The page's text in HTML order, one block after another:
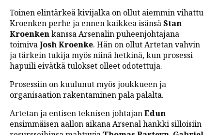
Toinen elintärkeä kivijalka on ollut aiemmin vihattu
Kroenken perhe ja ennen kaikkea isänsäStan
Kroenkenkanssa Arsenalin puheenjohtajana
toimivaJosh Kroenke. Hän on ollut Artetan vahvin
ja tärkein tukija myös niinä hetkinä, kun prosessi
hapuili eivätkä tulokset olleet odotettuja.
Prosessiin on kuulunut myös joukkueen ja
organisaation rakentaminen pala palalta.
Artetan ja entisen teknisen johtajanEdun
ensimmäisen aallon aikana Arsenal hankki silloisiin